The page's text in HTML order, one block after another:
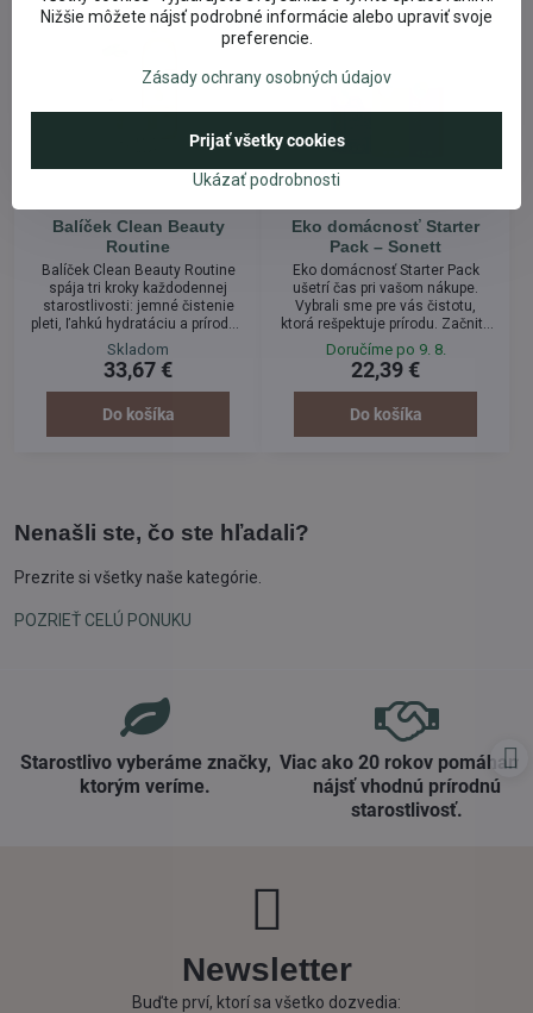
Balíček Clean Beauty
Routine
Balíček Clean Beauty Routine
spája tri kroky každodennej
starostlivosti: jemné čistenie
pleti, ľahkú hydratáciu a prírodnú
starostlivosť o telo. Všetky
produkty sú založené na
rastlinných ingredienciách a
vybrané tak, aby podporili
prirodzenú krásu bez
Skladom
33,67 €
Do košíka
Eko domácnosť Starter
Pack – Sonett
Eko domácnosť Starter Pack
ušetrí čas pri vašom nákupe.
Vybrali sme pre vás čistotu,
ktorá rešpektuje prírodu. Začnite
svoju cestu k udržateľnej
domácnosti s balíčkom Sonett,
ktorý spája tri základné výrobky:
ekologický prací gél, aviváž a
univerzálny čistič do
Doručíme po 9. 8.
22,39 €
Do košíka
Nenašli ste, čo ste hľadali?
Prezrite si všetky naše kategórie.
POZRIEŤ CELÚ PONUKU
Starostlivo vyberáme značky,
ktorým veríme​.
Viac ako 20 rokov
nájsť vhodnú prírodnú
starostlivosť​.
Newsletter
Buďte prví, ktorí sa všetko dozvedia:
Nižšie môžete nájsť podrobné informácie alebo upraviť svoje
preferencie.
Zásady ochrany osobných údajov
Ukázať podrobnosti
Prijať všetky cookies